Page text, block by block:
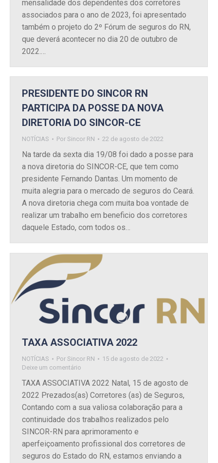
mensalidade dos dependentes dos corretores
associados para o ano de 2023, foi apresentado
também o projeto do 2º Fórum de seguros do RN,
que deverá acontecer no dia 20 de outubro de
2022.…
PRESIDENTE DO SINCOR RN
PARTICIPA DA POSSE DA NOVA
DIRETORIA DO SINCOR-CE
NOTÍCIAS Por Sincor RN 22 de agosto de 2022
Na tarde da sexta dia 19/08 foi dado a posse para
a nova diretoria do SINCOR-CE, que tem como
presidente Fernando Dantas. Um momento de
muita alegria para o mercado de seguros do Ceará.
A nova diretoria chega com muita boa vontade de
realizar um trabalho em beneficio dos corretores
daquele Estado, com todos os…
TAXA ASSOCIATIVA 2022
NOTÍCIAS Por Sincor RN
15 de agosto de 2022
Deixe um comentário
TAXA ASSOCIATIVA 2022 Natal, 15 de agosto de
2022 Prezados(as) Corretores (as) de Seguros,
Contando com a sua valiosa colaboração para a
continuidade dos trabalhos realizados pelo
SINCOR-RN para aprimoramento e
aperfeiçoamento profissional dos corretores de
seguros do Estado do RN, estamos enviando a